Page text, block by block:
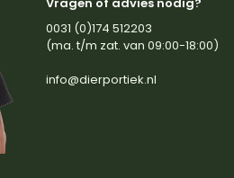
0031 (0)174 512203
(ma. t/m zat. van 09:00-18:00)
info@dierportiek.nl